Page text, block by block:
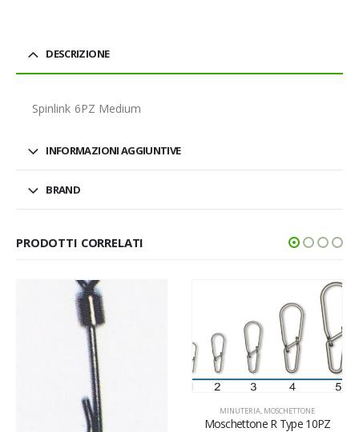
DESCRIZIONE
Spinlink 6PZ Medium
INFORMAZIONI AGGIUNTIVE
BRAND
PRODOTTI CORRELATI
MINUTERIA, MOSCHETTONE
Moschettone R Type 10PZ